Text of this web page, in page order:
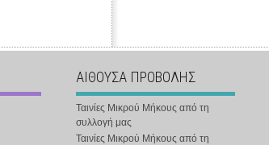
ΑΙΘΟΥΣΑ ΠΡΟΒΟΛΗΣ
Ταινίες Μικρού Μήκους από τη
συλλογή μας
Ταινίες Μικρού Μήκους από τη